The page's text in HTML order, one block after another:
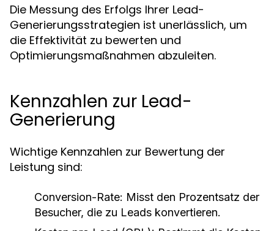
Die Messung des Erfolgs Ihrer Lead-
Generierungsstrategien ist unerlässlich, um
die Effektivität zu bewerten und
Optimierungsmaßnahmen abzuleiten.
Kennzahlen zur Lead-
Generierung
Wichtige Kennzahlen zur Bewertung der
Leistung sind:
Conversion-Rate: Misst den Prozentsatz der
Besucher, die zu Leads konvertieren.